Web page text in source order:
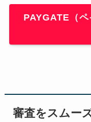
PAYGATE（
審査をスムー